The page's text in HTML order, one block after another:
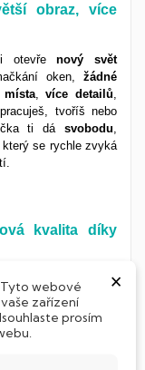
obraz, více
otevřenový
svět
oken, žádné
místa,více detailů
tvoříš nebo
ti dá svobodu
který se rychle zvyká
kvalita díky
králem mezi displeji.
živé barvy a
, prostě vše, co
obrazový
×
webové
zařízení
prosím